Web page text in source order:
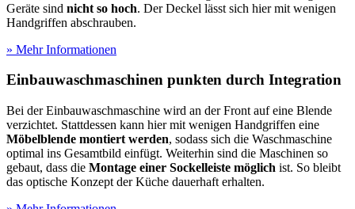
Geräte sind nicht so hoch. Der Deckel lässt sich hier mit wenigen
Handgriffen abschrauben.
» Mehr Informationen
Einbauwaschmaschinen punkten durch Integration
Bei der Einbauwaschmaschine wird an der Front auf eine Blende
verzichtet. Stattdessen kann hier mit wenigen Handgriffen eine
Möbelblende montiert werden, sodass sich die Waschmaschine
optimal ins Gesamtbild einfügt. Weiterhin sind die Maschinen so
gebaut, dass die Montage einer Sockelleiste möglich ist. So bleibt
das optische Konzept der Küche dauerhaft erhalten.